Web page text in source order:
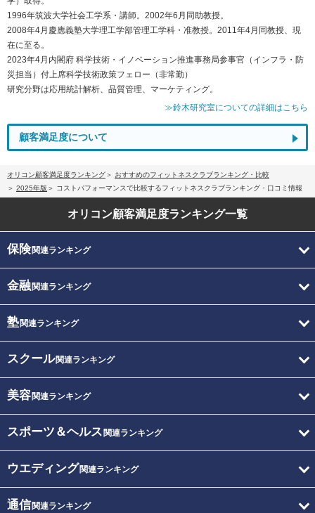
1996年筑波大学社会工学系・講師。2002年6月同助教授。
2008年4月慶應義塾大学理工学部管理工学科・准教授。2011年4月同教授、現
在に至る。
2023年4月内閣府 科学技術・イノベーション推進事務局参事官（インフラ・防
災担当）付上席科学技術政策フェロー（非常勤）
研究分野は応用統計解析、品質管理、マーケティング。
≫鈴木研究室についての詳細はこちら
顧客満足度について
オリコン顧客満足度ランキング
おすすめのフィットネスクラブランキング・比較
2025年版
コストパフォーマンスで比較するフィットネスクラブランキング・口コミ情報
オリコン顧客満足度ランキング一覧
保険関連ランキング
金融関連ランキング
塾関連ランキング
スクール関連ランキング
美容関連ランキング
スポーツ＆ヘルス 関連ランキング
ウエディング関連ランキング
通信関連ランキング